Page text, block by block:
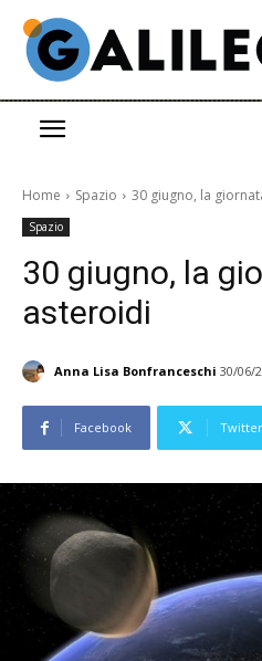
Home Spazio 30 giugno, la
Spazio
30 giugno, la
asteroidi
Anna Lisa Bonfranceschi 30/06/
Facebook Twitter